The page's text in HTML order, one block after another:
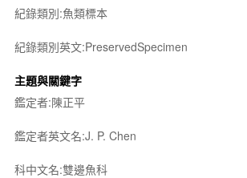
紀錄類別:魚類標本
紀錄類別英文:PreservedSpecimen
主題與關鍵字
鑑定者:陳正平
鑑定者英文名:J. P. Chen
科中文名:雙邊魚科